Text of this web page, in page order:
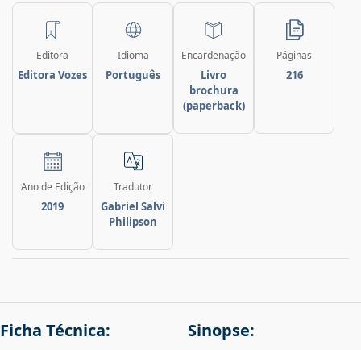
Editora
Editora Vozes
Idioma
Português
Encardenação
Livro
brochura
(paperback)
Páginas
216
Ano de Edição
2019
Tradutor
Gabriel Salvi
Philipson
Ficha Técnica: Sinopse: